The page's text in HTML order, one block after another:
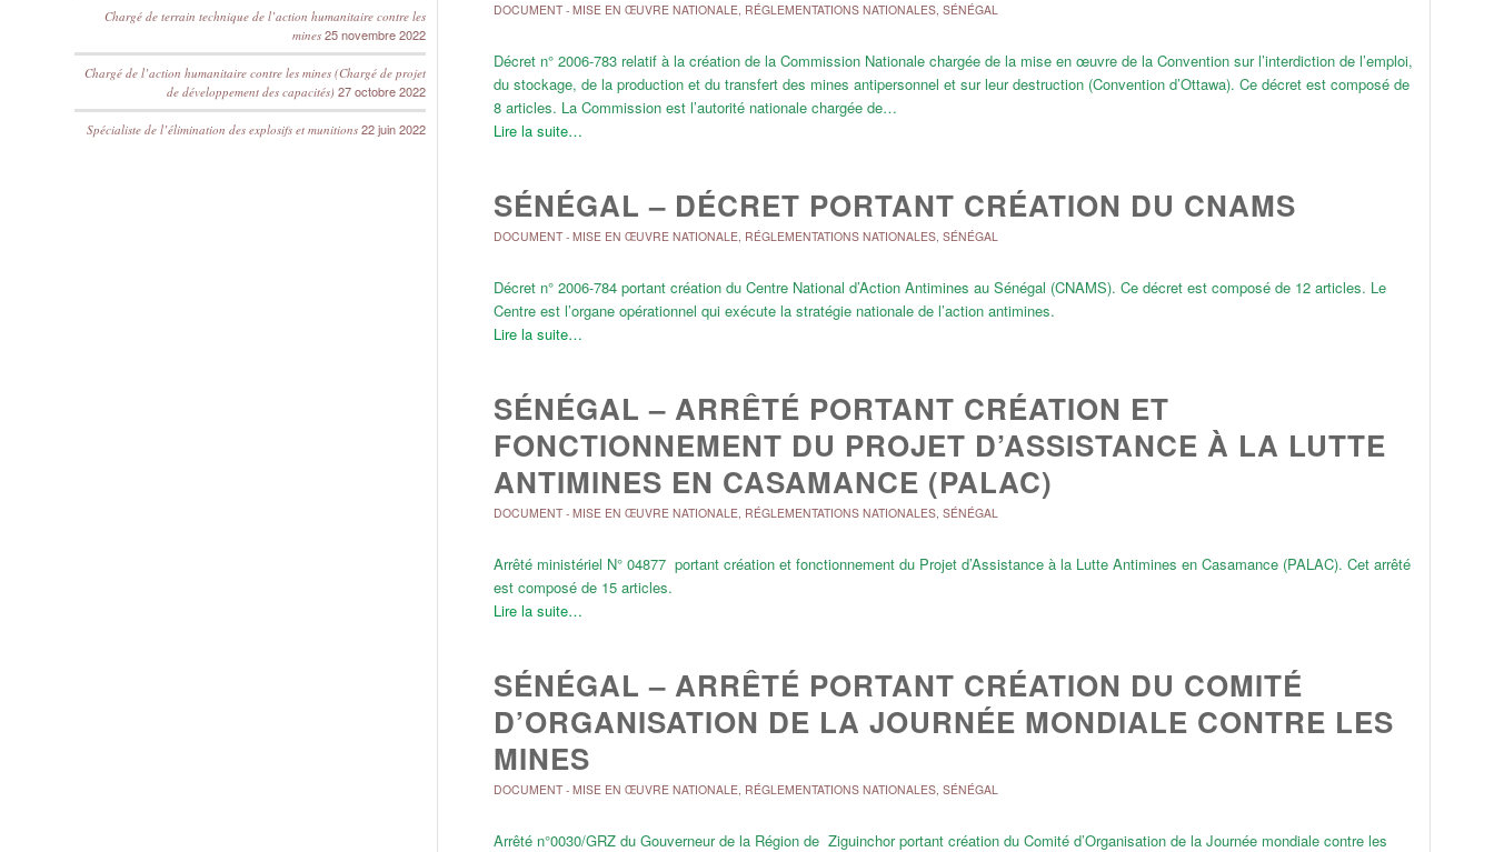
DOCUMENT- MISE EN ŒUVRE NATIONALE, RÉGLEMENTATIONS NATIONALES, SÉNÉGAL
Décret n° 2006-783 relatif à la création de la Commission Nationale chargée de la mise en œuvre de la Convention sur l’interdiction de l’emploi,
du stockage, de la production et du transfert des mines antipersonnel et sur leur destruction (Convention d’Ottawa). Ce décret est composé de
8 articles. La Commission est l’autorité nationale chargée de…
Lire la suite…
SÉNÉGAL – DÉCRET PORTANT CRÉATION DU CNAMS
DOCUMENT- MISE EN ŒUVRE NATIONALE, RÉGLEMENTATIONS NATIONALES, SÉNÉGAL
Décret n° 2006-784 portant création du Centre National d’Action Antimines au Sénégal (CNAMS). Ce décret est composé de 12 articles. Le
Centre est l’organe opérationnel qui exécute la stratégie nationale de l’action antimines.
Lire la suite…
SÉNÉGAL – ARRÊTÉ PORTANT CRÉATION ET
FONCTIONNEMENT DU PROJET D’ASSISTANCE À LA LUTTE
ANTIMINES EN CASAMANCE (PALAC)
DOCUMENT- MISE EN ŒUVRE NATIONALE, RÉGLEMENTATIONS NATIONALES, SÉNÉGAL
Arrêté ministériel N° 04877 portant création et fonctionnement du Projet d’Assistance à la Lutte Antimines en Casamance (PALAC). Cet arrêté
est composé de 15 articles.
Lire la suite…
SÉNÉGAL – ARRÊTÉ PORTANT CRÉATION DU COMITÉ
D’ORGANISATION DE LA JOURNÉE MONDIALE CONTRE LES
MINES
DOCUMENT- MISE EN ŒUVRE NATIONALE, RÉGLEMENTATIONS NATIONALES, SÉNÉGAL
Arrêté n°0030/GRZ du Gouverneur de la Région de Ziguinchor portant création du Comité d’Organisation de la Journée mondiale contre les
Chargé de terrain technique de l’action humanitaire contre les
mines 25 novembre 2022
Chargé de l’action humanitaire contre les mines (Chargé de projet
de développement des capacités) 27 octobre 2022
Spécialiste de l’élimination des explosifs et munitions 22 juin 2022